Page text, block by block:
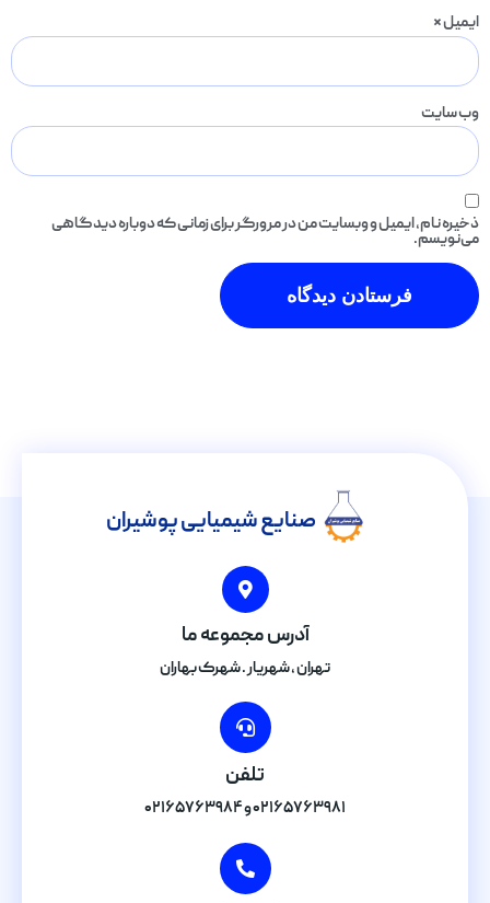
ایمیل*
وب‌ سایت
ذخیره نام، ایمیل و وبسایت من در مرورگر برای زمانی که دوباره دیدگاهی
می‌نویسم.
صنایع شیمیایی پوشیران
آدرس مجموعه ما
تهران , شهریار . شهرک بهاران
تلفن
۰۲۱۶۵۷۶۳۹۸۱ و ۰۲۱۶۵۷۶۳۹۸۴